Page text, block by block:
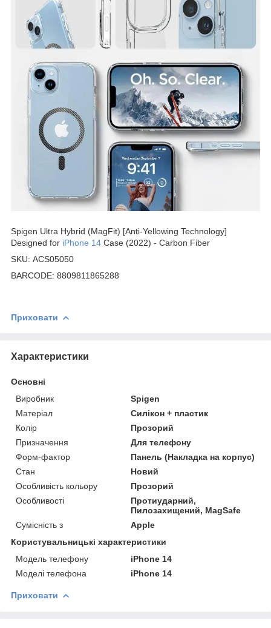
Spigen Ultra Hybrid (MagFit) [Anti-Yellowing Technology]
Designed for iPhone 14 Case (2022) - Carbon Fiber
SKU: ACS05050
BARCODE: 8809811865288
Приховати
Характеристики
Основні
Виробник
Spigen
Матеріал
Силікон + пластик
Колір
Прозорий
Призначення
Для телефону
Форм-фактор
Панель (Накладка на корпус)
Стан
Новий
Особливість кольору
Прозорий
Особливості
Протиударний,
Пилозахищений, MagSafe
Сумісність з
Apple
Користувальницькі характеристики
Модель телефону
iPhone 14
Моделі телефона
iPhone 14
Приховати